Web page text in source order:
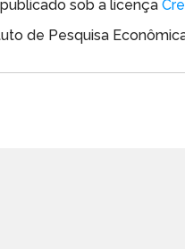
sob a licença
de Pesquisa